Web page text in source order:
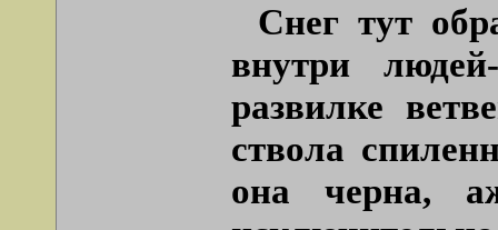
Снег тут
внутри
развилке
ствола
она черна,